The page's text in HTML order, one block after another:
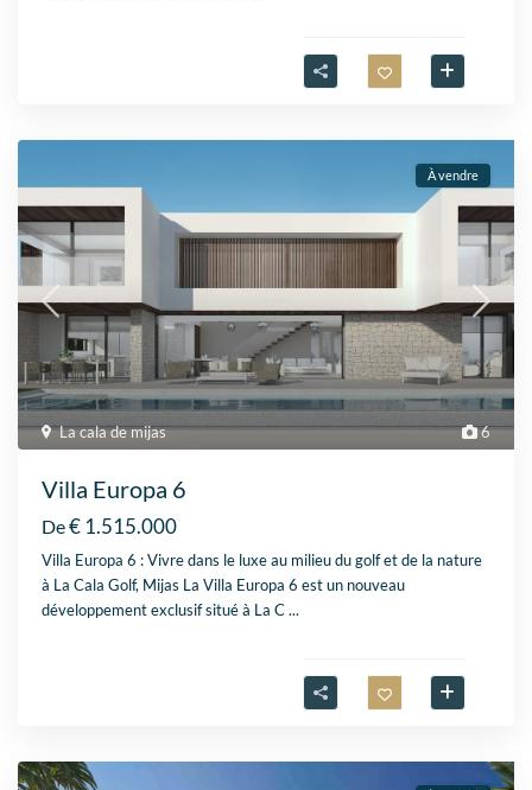
6
La cala de mijas
À vendre
Villa Europa 6
De€ 1.515.000
Villa Europa 6 : Vivre dans le luxe au milieu du golf et de la nature
à La Cala Golf, Mijas La Villa Europa 6 est un nouveau
développement exclusif situé à La C...